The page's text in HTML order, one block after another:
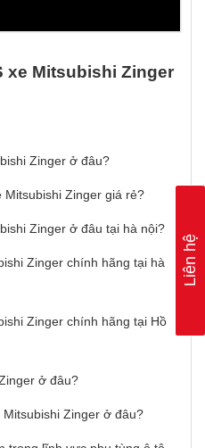
xe Mitsubishi Zinger
Zinger ở đâu?
Mitsubishi Zinger giá rẻ?
Zinger ở đâu tại hà nội?
Zinger chính hãng tại hà
Zinger chính hãng tại Hồ
ở đâu?
Zinger ở đâu?
Liên hệ